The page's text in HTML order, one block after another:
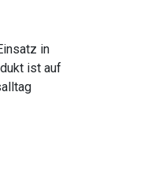
in
ist auf